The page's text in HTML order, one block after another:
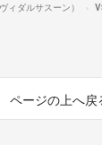
ィダルサスーン）
ページの上へ戻